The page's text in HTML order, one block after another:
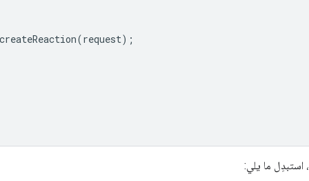
createReaction(request);
استبدِل ما يلي: